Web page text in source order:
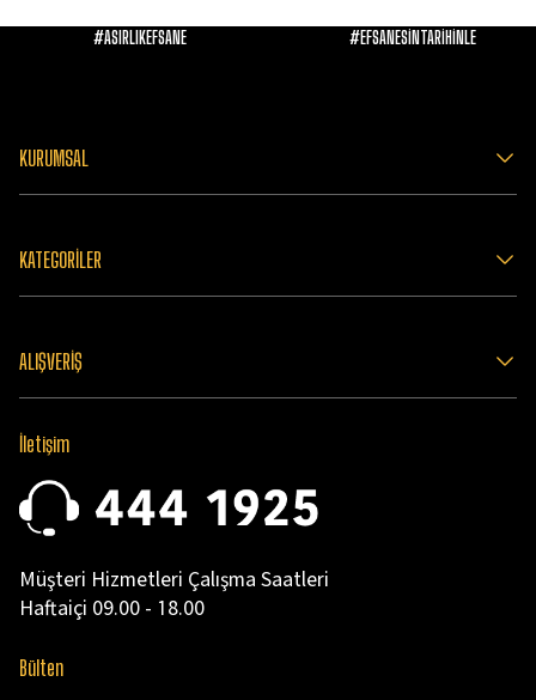
#ASIRLIKEFSANE #EFSANESİNTARİHİNLE
KURUMSAL
KATEGORİLER
ALIŞVERİŞ
İletişim
Müşteri Hizmetleri Çalışma Saatleri
Haftaiçi 09.00 - 18.00
Bülten